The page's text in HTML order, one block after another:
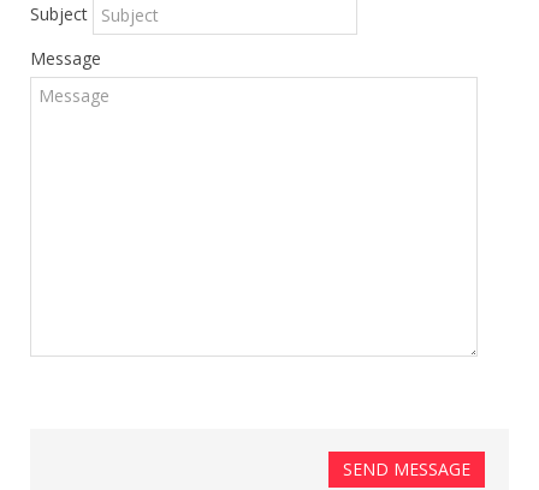
Subject
Message
SEND MESSAGE